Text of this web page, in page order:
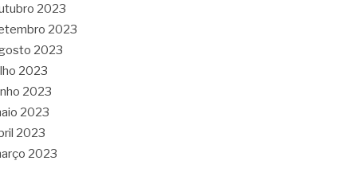
2023
2023
2023
2023
2023
2023
2023
2023